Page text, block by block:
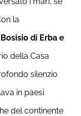
la
Bosisio di Erba e
della Casa
silenzio
in paesi
del continente